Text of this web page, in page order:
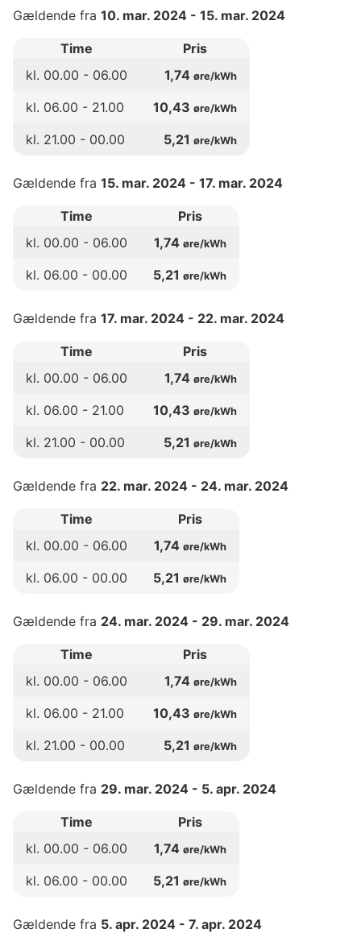
Gældende fra 10. mar. 2024 - 15. mar. 2024
Time
Pris
kl. 00.00 - 06.00 1,74 øre/kWh
kl. 06.00 - 21.00 10,43 øre/kWh
kl. 21.00 - 00.00 5,21 øre/kWh
Gældende fra 15. mar. 2024 - 17. mar. 2024
Time
Pris
kl. 00.00 - 06.00 1,74 øre/kWh
kl. 06.00 - 00.00 5,21 øre/kWh
Gældende fra 17. mar. 2024 - 22. mar. 2024
Time
Pris
kl. 00.00 - 06.00 1,74 øre/kWh
kl. 06.00 - 21.00 10,43 øre/kWh
kl. 21.00 - 00.00 5,21 øre/kWh
Gældende fra 22. mar. 2024 - 24. mar. 2024
Time
Pris
kl. 00.00 - 06.00 1,74 øre/kWh
kl. 06.00 - 00.00 5,21 øre/kWh
Gældende fra 24. mar. 2024 - 29. mar. 2024
Time
Pris
kl. 00.00 - 06.00 1,74 øre/kWh
kl. 06.00 - 21.00 10,43 øre/kWh
kl. 21.00 - 00.00 5,21 øre/kWh
Gældende fra 29. mar. 2024 - 5. apr. 2024
Time
Pris
kl. 00.00 - 06.00 1,74 øre/kWh
kl. 06.00 - 00.00 5,21 øre/kWh
Gældende fra 5. apr. 2024 - 7. apr. 2024